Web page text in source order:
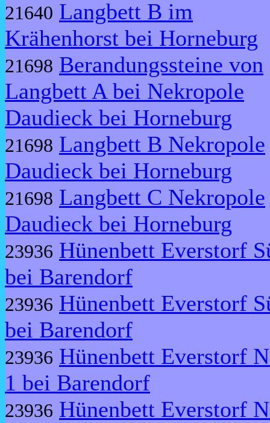
21640 Langbett B im
Krähenhorst bei Horneburg
21698 Berandungssteine von
Langbett A bei Nekropole
Daudieck bei Horneburg
21698 Langbett B Nekropole
Daudieck bei Horneburg
21698 Langbett C Nekropole
Daudieck bei Horneburg
23936 Hünenbett Everstorf
bei Barendorf
23936 Hünenbett Everstorf
bei Barendorf
23936 Hünenbett Everstorf
1 bei Barendorf
23936 Hünenbett Everstorf